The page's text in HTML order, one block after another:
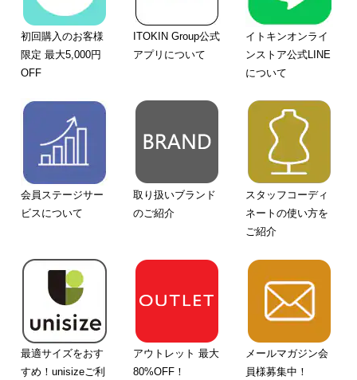
初回購入のお客様
限定 最大5,000円
OFF
ITOKIN Group公式
アプリについて
イトキンオンライ
ンストア公式LINE
について
会員ステージサー
ビスについて
取り扱いブランド
のご紹介
スタッフコーディ
ネートの使い方を
ご紹介
最適サイズをおす
すめ！unisizeご利
アウトレット 最大
80%OFF！
メールマガジン会
員様募集中！